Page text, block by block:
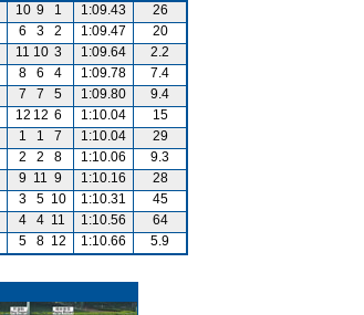
10 9 1 1:09.43
26
6 3 2 1:09.47
20
11 10 3 1:09.64
2.2
8 6 4 1:09.78
7.4
7 7 5 1:09.80
9.4
12 12 6 1:10.04
15
1 1 7 1:10.04
29
2 2 8 1:10.06
9.3
9 11 9 1:10.16
28
3 5 10 1:10.31
45
4 4 11 1:10.56
64
5 8 12 1:10.66 5.9